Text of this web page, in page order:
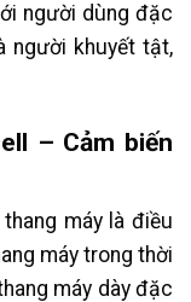
người dùng đặc
người khuyết tật,
– Cảm biến
máy là điều
máy trong thời
máy dày đặc